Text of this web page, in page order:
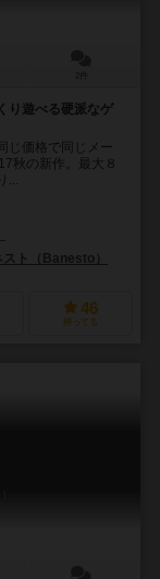
り遊べる硬派なゲ
じ価格で同じメー
秋の新作。最大８
...
スト（Banesto）
46
持ってる